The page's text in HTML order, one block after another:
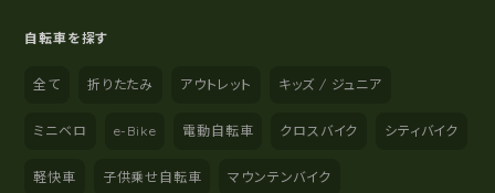
自転車を探す
全て 折りたたみ アウトレット キッズ / ジュニア
ミニベロ e-Bike 電動自転車 クロスバイク シティバイク
軽快車 子供乗せ自転車 マウンテンバイク